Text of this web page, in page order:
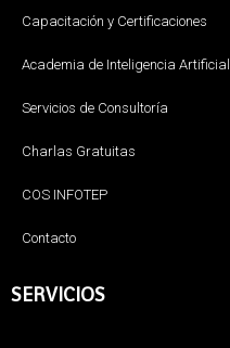
Capacitación y Certificaciones
Academia de Inteligencia Artificial
Servicios de Consultoría
Charlas Gratuitas
COS INFOTEP
Contacto
SERVICIOS